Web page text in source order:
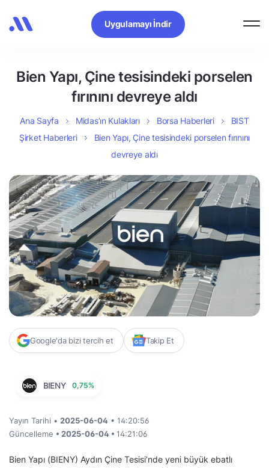
Uygulamayı İndir
Bien Yapı, Çine tesisindeki porselen
fırınını devreye aldı
Ana Sayfa Midas’ın Kulakları Borsa Haberleri
BIST
Şirket Haberleri
Bien Yapı, Çine tesisindeki porselen fırınını
devreye aldı
Google'da bizi tercih et Takip Et
BIENY 0,75%
Yayın Tarihi • 2025-06-04 • 14:20:56
Güncelleme • 2025-06-04 • 14:21:06
Bien Yapı (BIENY) Aydın Çine Tesisi’nde yeni büyük ebatlı